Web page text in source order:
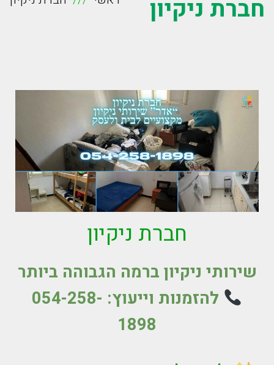
חברת ניקיון
חברת ניקיון
שירותי ניקיון ברמה הגבוהה ביותר
להזמנות וייעוץ: 054-258-
1898